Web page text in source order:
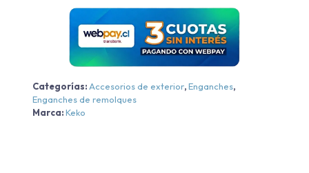
2017-
2022
cantidad
Categorías:Accesorios de exterior,Enganches,
Enganches de remolques
Marca:Keko